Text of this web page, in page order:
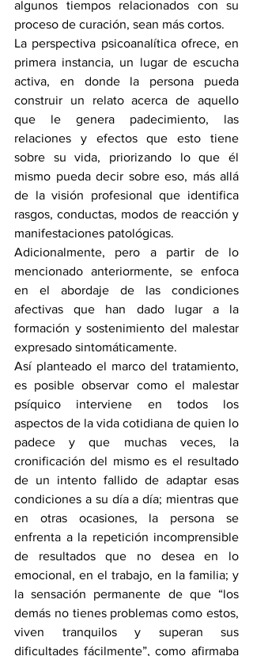
algunos tiempos relacionados con su
proceso de curación, sean más cortos.
La perspectiva psicoanalítica ofrece, en
primera instancia, un lugar de escucha
activa, en donde la persona pueda
construir un relato acerca de aquello
que le genera padecimiento, las
relaciones y efectos que esto tiene
sobre su vida, priorizando lo que él
mismo pueda decir sobre eso, más allá
de la visión profesional que identifica
rasgos, conductas, modos de reacción y
manifestaciones patológicas.
Adicionalmente, pero a partir de lo
mencionado anteriormente, se enfoca
en el abordaje de las condiciones
afectivas que han dado lugar a la
formación y sostenimiento del malestar
expresado sintomáticamente.
Así planteado el marco del tratamiento,
es posible observar como el malestar
psíquico interviene en todos los
aspectos de la vida cotidiana de quien lo
padece y que muchas veces, la
cronificación del mismo es el resultado
de un intento fallido de adaptar esas
condiciones a su día a día; mientras que
en otras ocasiones, la persona se
enfrenta a la repetición incomprensible
de resultados que no desea en lo
emocional, en el trabajo, en la familia; y
la sensación permanente de que “los
demás no tienes problemas como estos,
viven tranquilos y superan sus
dificultades fácilmente”, como afirmaba